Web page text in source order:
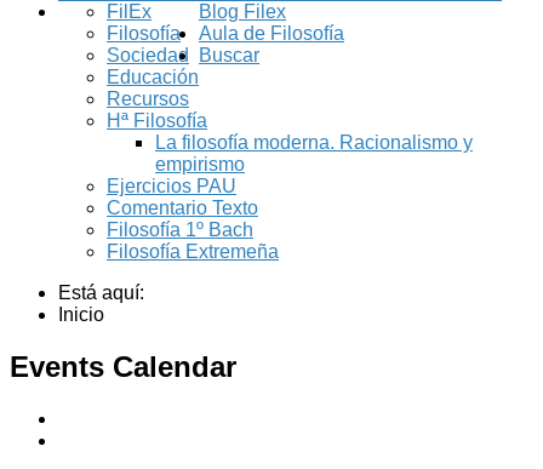
Blog Filex
FilEx
Filosofía
Sociedad
Educación
Recursos
Aula de Filosofía
Hª Filosofía
La filosofía moderna. Racionalismo y
empirismo
Ejercicios PAU
Comentario Texto
Filosofía 1º Bach
Filosofía Extremeña
Buscar
Está aquí:
Inicio
Events Calendar